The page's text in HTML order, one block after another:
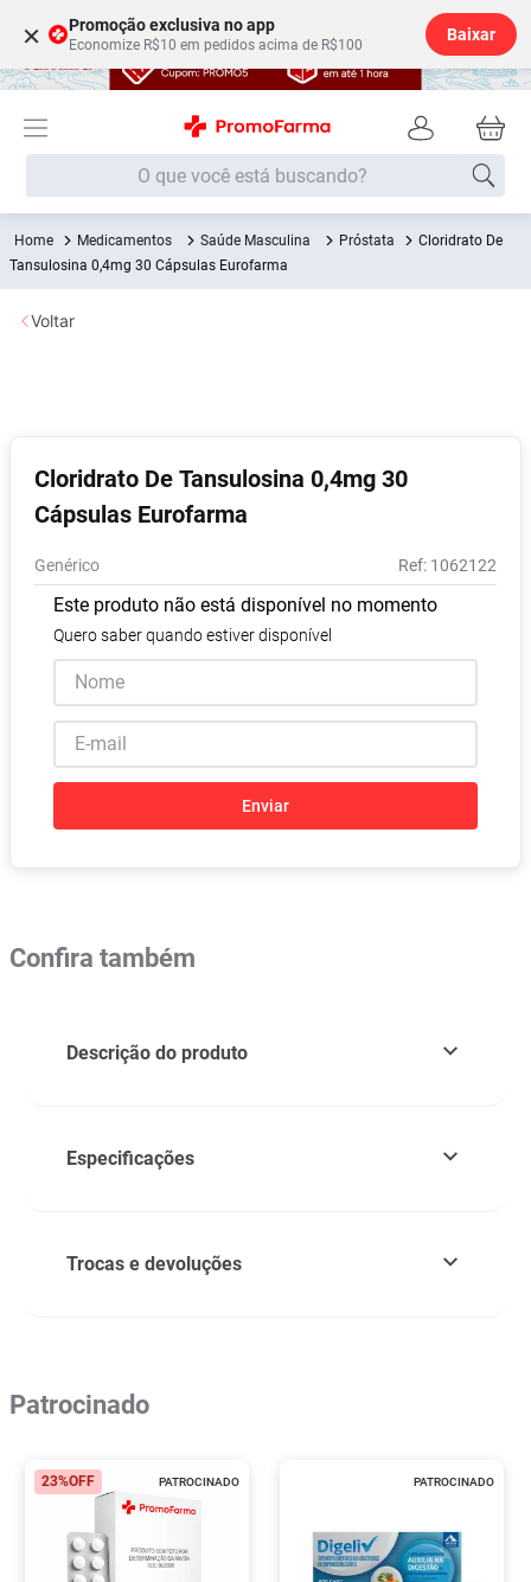
× Promoção exclusiva no app
Economize R$10 em pedidos acima de R$100
Baixar
O que você está buscando?
Medicamentos Saúde Masculina Próstata
Cloridrato De
Tansulosina 0,4mg 30 Cápsulas Eurofarma
Cloridrato De Tansulosina 0,4mg 30
Cápsulas Eurofarma
Genérico : 1062122
Este produto não está disponível no momento
Quero saber quando estiver disponível
Enviar
Voltar
Confira também
Descrição do produto
Especificações
Trocas e devoluções
Patrocinado
PATROCINADO
23%OFF PATROCINADO
Termos mais buscados
1º Fralda
2
6º Desodorante
7º Shampoo
8º
9º Pampers Confort Sec
10º Lavitan